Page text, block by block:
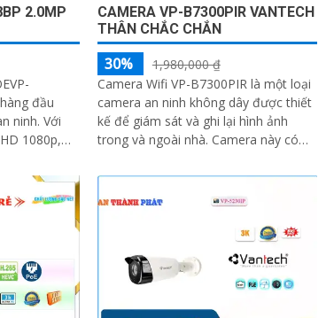
2.0MP
đầu
Với
1080p,
CAMERA VP-B7300PIR VANTECH
THÂN CHẮC CHẮN
30%
1,980,000 ₫
Camera Wifi VP-B7300PIR là một loại
camera an ninh không dây được thiết
kế để giám sát và ghi lại hình ảnh
trong và ngoài nhà. Camera này có